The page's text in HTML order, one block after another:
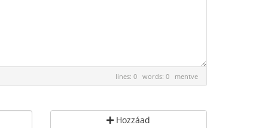
lines: 0 words: 0 mentve
Hozzáad